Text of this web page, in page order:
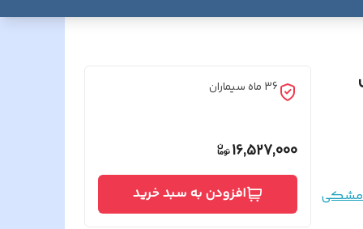
مشکی
36 ماه سیماران
16,527,000
افزودن به سبد خرید